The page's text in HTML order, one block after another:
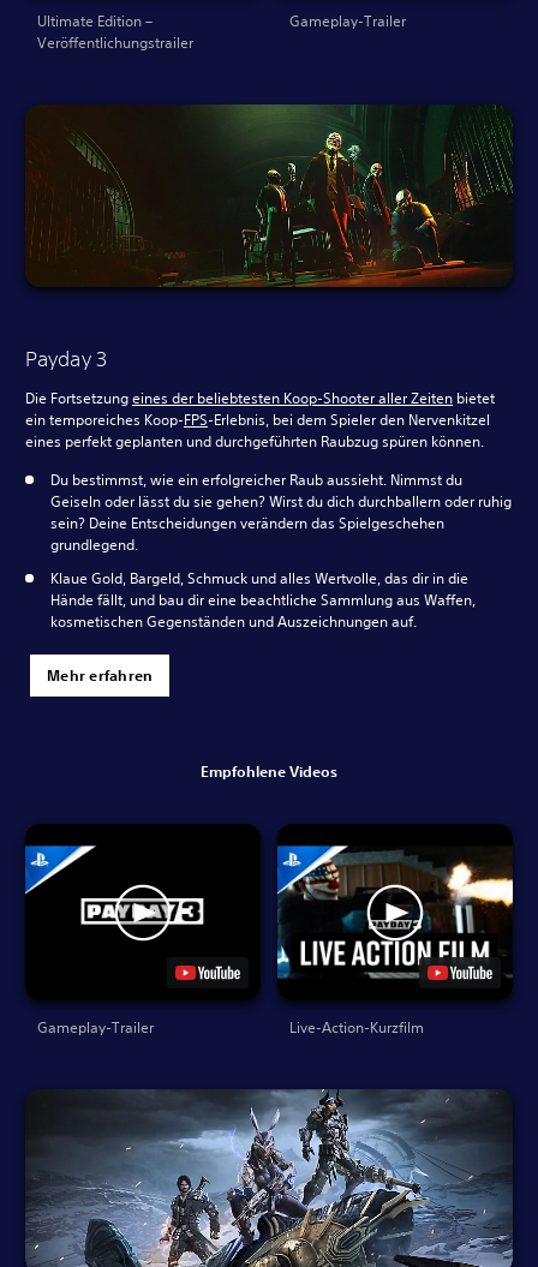
Ultimate Edition –
Veröffentlichungstrailer
Gameplay-Trailer
Payday 3
Die Fortsetzungeines der beliebtesten Koop-Shooter aller Zeiten bietet
ein temporeiches Koop-FPS-Erlebnis, bei dem Spieler den Nervenkitzel
eines perfekt geplanten und durchgeführten Raubzug spüren können.
Du bestimmst, wie ein erfolgreicher Raub aussieht. Nimmst du
Geiseln oder lässt du sie gehen? Wirst du dich durchballern oder ruhig
sein? Deine Entscheidungen verändern das Spielgeschehen
grundlegend.
Klaue Gold, Bargeld, Schmuck und alles Wertvolle, das dir in die
Hände fällt, und bau dir eine beachtliche Sammlung aus Waffen,
kosmetischen Gegenständen und Auszeichnungen auf.
Mehr erfahren
Empfohlene Videos
Gameplay-Trailer Live-Action-Kurzfilm